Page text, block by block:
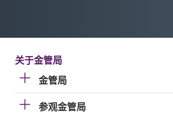
关于金管局
金管局
参观金管局